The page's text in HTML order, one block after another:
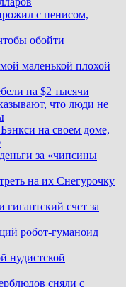
с пенисом,
обойти
маленькой плохой
на $2 тысячи
что люди не
на своем доме,
за «чипсины
на их Снегурочку
счет за
робот-гуманоид
нудистской
сняли с